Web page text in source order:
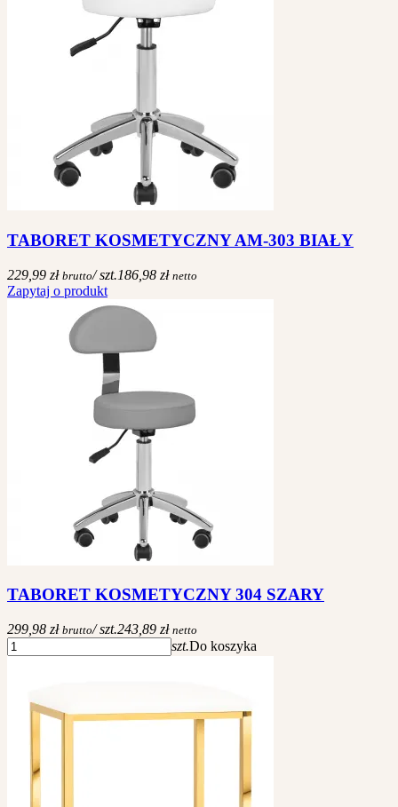
TABORET KOSMETYCZNY AM-303 BIAŁY
229,99 zł brutto/ szt.186,98 zł netto
Zapytaj o produkt
TABORET KOSMETYCZNY 304 SZARY
299,98 zł brutto/ szt.243,89 zł netto
szt.Do koszyka